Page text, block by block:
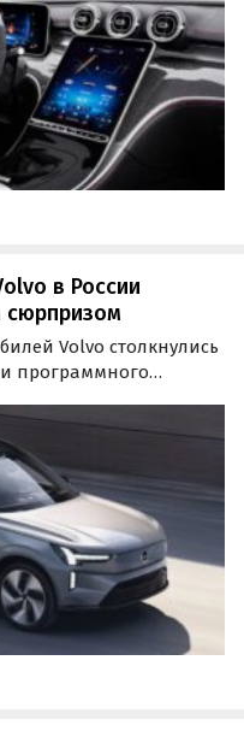
в России
сюрпризом
Volvo столкнулись
программного
работу в РФ.